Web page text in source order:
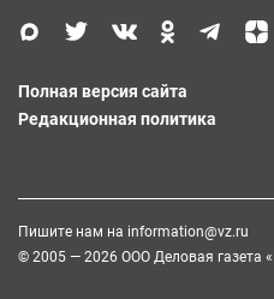
Полная версия сайта
Редакционная политика
Пишите нам на information@vz.ru
© 2005 — 2026 ООО Деловая газета